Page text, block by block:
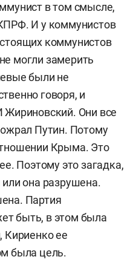
в том смысле,
И у коммунистов
коммунистов
могли замерить
были не
говоря, и
Жириновский. Они все
Путин. Потому
Крыма. Это
Поэтому это загадка,
или она разрушена.
Партия
быть, в этом была
Кириенко ее
была цель.